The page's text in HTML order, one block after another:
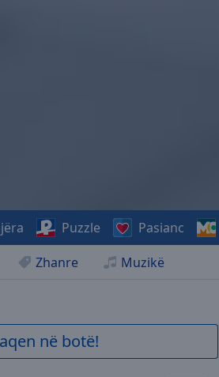
Zhanre Muzikë
Puzzle Pasianc
në botë!